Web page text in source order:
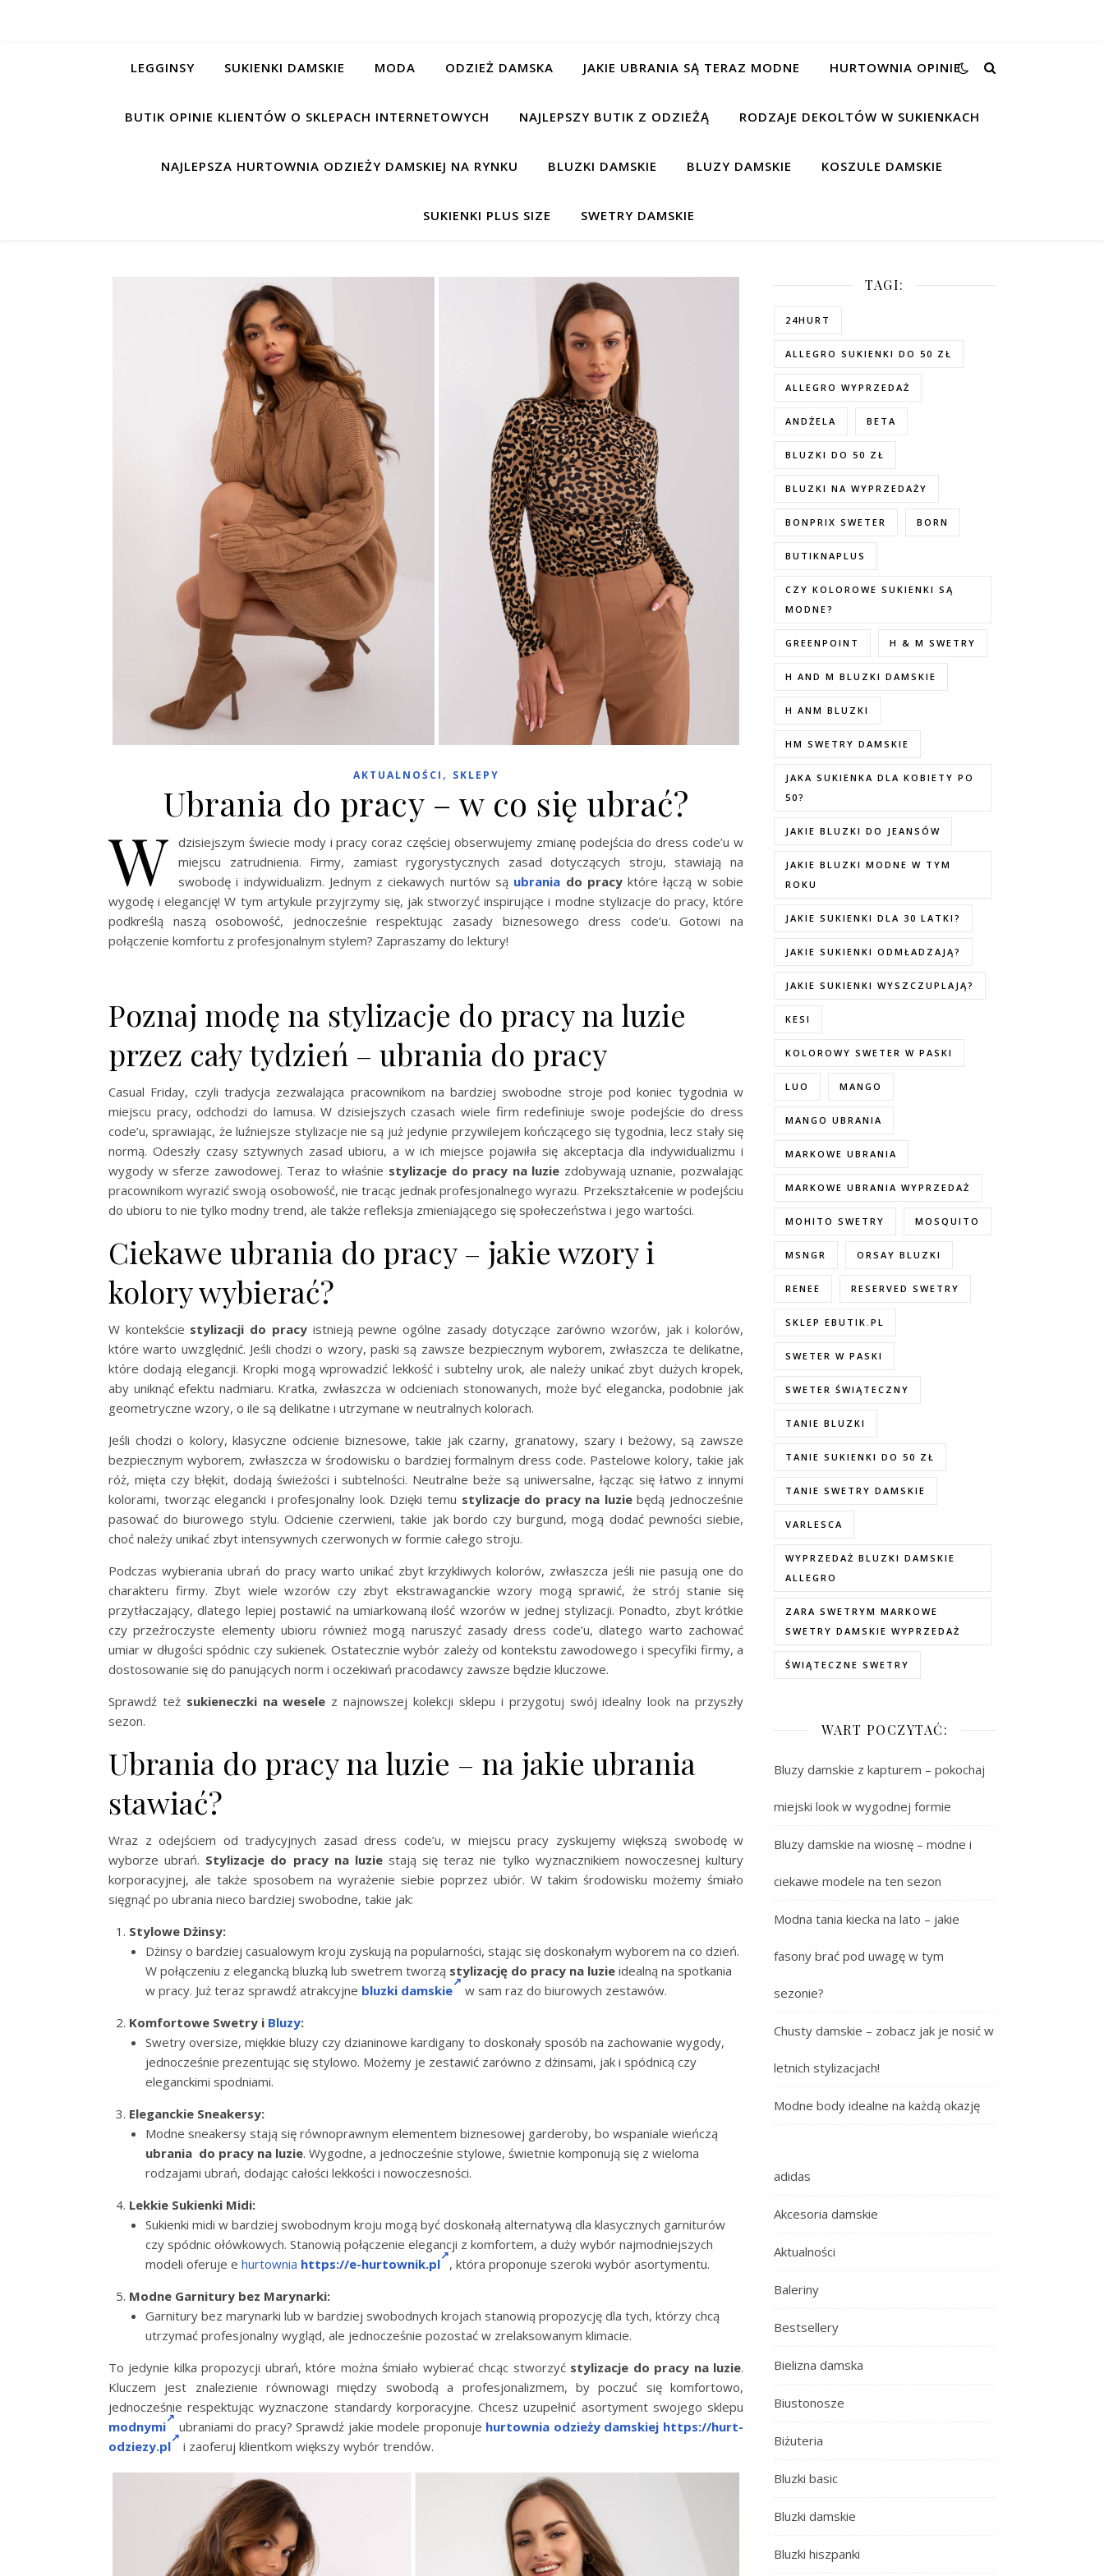
LEGGINSY SUKIENKI DAMSKIE MODA ODZIEŻ DAMSKA JAKIE UBRANIA SĄ TERAZ MODNE HURTOWNIA OPINIE
BUTIK OPINIE KLIENTÓW O SKLEPACH INTERNETOWYCH NAJLEPSZY BUTIK Z ODZIEŻĄ RODZAJE DEKOLTÓW W SUKIENKACH
NAJLEPSZA HURTOWNIA ODZIEŻY DAMSKIEJ NA RYNKU BLUZKI DAMSKIE BLUZY DAMSKIE KOSZULE DAMSKIE
SUKIENKI PLUS SIZE SWETRY DAMSKIE
AKTUALNOŚCI , SKLEPY
Ubrania do pracy – w co się ubrać?
W dzisiejszym świecie mody i pracy coraz częściej obserwujemy zmianę podejścia do dress code’u w
miejscu zatrudnienia. Firmy, zamiast rygorystycznych zasad dotyczących stroju, stawiają na
swobodę i indywidualizm. Jednym z ciekawych nurtów są ubrania do pracyktóre łączą w sobie
wygodę i elegancję! W tym artykule przyjrzymy się, jak stworzyć inspirujące i modne stylizacje do pracy, które
podkreślą naszą osobowość, jednocześnie respektując zasady biznesowego dress code’u. Gotowi na
połączenie komfortu z profesjonalnym stylem? Zapraszamy do lektury!
Poznaj modę na stylizacje do pracy na luzie
przez cały tydzień – ubrania do pracy
Casual Friday, czyli tradycja zezwalająca pracownikom na bardziej swobodne stroje pod koniec tygodnia w
miejscu pracy, odchodzi do lamusa. W dzisiejszych czasach wiele firm redefiniuje swoje podejście do dress
code’u, sprawiając, że luźniejsze stylizacje nie są już jedynie przywilejem kończącego się tygodnia, lecz stały się
normą. Odeszły czasy sztywnych zasad ubioru, a w ich miejsce pojawiła się akceptacja dla indywidualizmu i
wygody w sferze zawodowej. Teraz to właśnie stylizacje do pracy na luzie zdobywają uznanie, pozwalając
pracownikom wyrazić swoją osobowość, nie tracąc jednak profesjonalnego wyrazu. Przekształcenie w podejściu
do ubioru to nie tylko modny trend, ale także refleksja zmieniającego się społeczeństwa i jego wartości.
Ciekawe ubrania do pracy – jakie wzory i
kolory wybierać?
W kontekście stylizacji do pracy istnieją pewne ogólne zasady dotyczące zarówno wzorów, jak i kolorów,
które warto uwzględnić. Jeśli chodzi o wzory, paski są zawsze bezpiecznym wyborem, zwłaszcza te delikatne,
które dodają elegancji. Kropki mogą wprowadzić lekkość i subtelny urok, ale należy unikać zbyt dużych kropek,
aby uniknąć efektu nadmiaru. Kratka, zwłaszcza w odcieniach stonowanych, może być elegancka, podobnie jak
geometryczne wzory, o ile są delikatne i utrzymane w neutralnych kolorach.
Jeśli chodzi o kolory, klasyczne odcienie biznesowe, takie jak czarny, granatowy, szary i beżowy, są zawsze
bezpiecznym wyborem, zwłaszcza w środowisku o bardziej formalnym dress code. Pastelowe kolory, takie jak
róż, mięta czy błękit, dodają świeżości i subtelności. Neutralne beże są uniwersalne, łącząc się łatwo z innymi
kolorami, tworząc elegancki i profesjonalny look. Dzięki temu stylizacje do pracy na luziebędą jednocześnie
pasować do biurowego stylu. Odcienie czerwieni, takie jak bordo czy burgund, mogą dodać pewności siebie,
choć należy unikać zbyt intensywnych czerwonych w formie całego stroju.
Podczas wybierania ubrań do pracy warto unikać zbyt krzykliwych kolorów, zwłaszcza jeśli nie pasują one do
charakteru firmy. Zbyt wiele wzorów czy zbyt ekstrawaganckie wzory mogą sprawić, że strój stanie się
przytłaczający, dlatego lepiej postawić na umiarkowaną ilość wzorów w jednej stylizacji. Ponadto, zbyt krótkie
czy przeźroczyste elementy ubioru również mogą naruszyć zasady dress code’u, dlatego warto zachować
umiar w długości spódnic czy sukienek. Ostatecznie wybór zależy od kontekstu zawodowego i specyfiki firmy, a
dostosowanie się do panujących norm i oczekiwań pracodawcy zawsze będzie kluczowe.
Sprawdź też sukieneczki na wesele z najnowszej kolekcji sklepu i przygotuj swój idealny look na przyszły
sezon.
Ubrania do pracy na luzie – na jakie ubrania
stawiać?
Wraz z odejściem od tradycyjnych zasad dress code’u, w miejscu pracy zyskujemy większą swobodę w
wyborze ubrań. Stylizacje do pracy na luziestają się teraz nie tylko wyznacznikiem nowoczesnej kultury
korporacyjnej, ale także sposobem na wyrażenie siebie poprzez ubiór. W takim środowisku możemy śmiało
sięgnąć po ubrania nieco bardziej swobodne, takie jak:
Stylowe Dżinsy:
Dżinsy o bardziej casualowym kroju zyskują na popularności, stając się doskonałym wyborem na co dzień.
W połączeniu z elegancką bluzką lub swetrem tworzą stylizację do pracy na luzie idealną na spotkania
w pracy. Już teraz sprawdź atrakcyjne bluzki damskie
w sam raz do biurowych zestawów.
Komfortowe Swetry i Bluzy:
Swetry oversize, miękkie bluzy czy dzianinowe kardigany to doskonały sposób na zachowanie wygody,
jednocześnie prezentując się stylowo. Możemy je zestawić zarówno z dżinsami, jak i spódnicą czy
eleganckimi spodniami.
Eleganckie Sneakersy:
Modne sneakersy stają się równoprawnym elementem biznesowej garderoby, bo wspaniale wieńczą
ubrania do pracy na luzie. Wygodne, a jednocześnie stylowe, świetnie komponują się z wieloma
rodzajami ubrań, dodając całości lekkości i nowoczesności.
Lekkie Sukienki Midi:
Sukienki midi w bardziej swobodnym kroju mogą być doskonałą alternatywą dla klasycznych garniturów
czy spódnic ołówkowych. Stanowią połączenie elegancji z komfortem, a duży wybór najmodniejszych
modeli oferuje e hurtownia https://e-hurtownik.pl , która proponuje szeroki wybór asortymentu.
Modne Garnitury bez Marynarki:
Garnitury bez marynarki lub w bardziej swobodnych krojach stanowią propozycję dla tych, którzy chcą
utrzymać profesjonalny wygląd, ale jednocześnie pozostać w zrelaksowanym klimacie.
To jedynie kilka propozycji ubrań, które można śmiało wybierać chcąc stworzyć stylizacje do pracy na luzie.
Kluczem jest znalezienie równowagi między swobodą a profesjonalizmem, by poczuć się komfortowo,
jednocześnie respektując wyznaczone standardy korporacyjne. Chcesz uzupełnić asortyment swojego sklepu
modnymi
ubraniami do pracy? Sprawdź jakie modele proponuje hurtownia odzieży damskiej https://hurt-
odziezy.pl
i zaoferuj klientkom większy wybór trendów.
TAGI:
24HURT
ALLEGRO SUKIENKI DO 50 ZŁ
ALLEGRO WYPRZEDAŻ
ANDŻELA BETA
BLUZKI DO 50 ZŁ
BLUZKI NA WYPRZEDAŻY
BONPRIX SWETER BORN
BUTIKNAPLUS
CZY KOLOROWE SUKIENKI SĄ
MODNE?
GREENPOINT H & M SWETRY
H AND M BLUZKI DAMSKIE
H ANM BLUZKI
HM SWETRY DAMSKIE
JAKA SUKIENKA DLA KOBIETY PO
50?
JAKIE BLUZKI DO JEANSÓW
JAKIE BLUZKI MODNE W TYM
ROKU
JAKIE SUKIENKI DLA 30 LATKI?
JAKIE SUKIENKI ODMŁADZAJĄ?
JAKIE SUKIENKI WYSZCZUPLAJĄ?
KESI
KOLOROWY SWETER W PASKI
LUO MANGO
MANGO UBRANIA
MARKOWE UBRANIA
MARKOWE UBRANIA WYPRZEDAŻ
MOHITO SWETRY MOSQUITO
MSNGR ORSAY BLUZKI
RENEE RESERVED SWETRY
SKLEP EBUTIK.PL
SWETER W PASKI
SWETER ŚWIĄTECZNY
TANIE BLUZKI
TANIE SUKIENKI DO 50 ZŁ
TANIE SWETRY DAMSKIE
VARLESCA
WYPRZEDAŻ BLUZKI DAMSKIE
ALLEGRO
ZARA SWETRYM MARKOWE
SWETRY DAMSKIE WYPRZEDAŻ
ŚWIĄTECZNE SWETRY
WART POCZYTAĆ:
Bluzy damskie z kapturem – pokochaj
miejski look w wygodnej formie
Bluzy damskie na wiosnę – modne i
ciekawe modele na ten sezon
Modna tania kiecka na lato – jakie
fasony brać pod uwagę w tym
sezonie?
Chusty damskie – zobacz jak je nosić w
letnich stylizacjach!
Modne body idealne na każdą okazję
adidas
Akcesoria damskie
Aktualności
Baleriny
Bestsellery
Bielizna damska
Biustonosze
Biżuteria
Bluzki basic
Bluzki damskie
Bluzki hiszpanki